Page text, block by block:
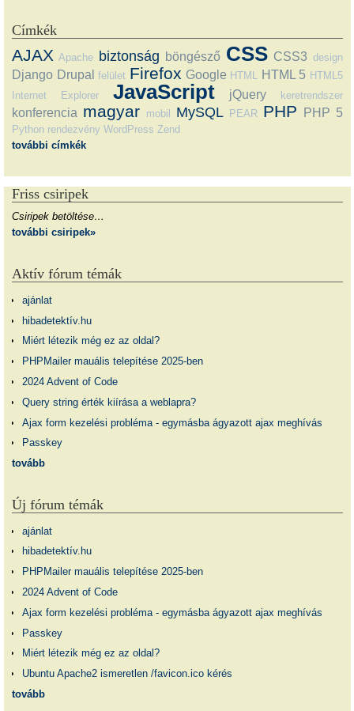
Címkék
AJAX Apache biztonság böngésző CSS CSS3 design
Django Drupal felület Firefox Google HTML HTML 5 HTML5
Internet Explorer
JavaScript jQuery keretrendszer
konferencia magyar mobil MySQL PEAR PHP PHP 5
Python rendezvény WordPress Zend
további címkék
Friss csiripek
Csiripek betöltése…
további csiripek»
Aktív fórum témák
ajánlat
hibadetektív.hu
Miért létezik még ez az oldal?
PHPMailer mauális telepítése 2025-ben
2024 Advent of Code
Query string érték kiírása a weblapra?
Ajax form kezelési probléma - egymásba ágyazott ajax meghívás
Passkey
tovább
Új fórum témák
ajánlat
hibadetektív.hu
PHPMailer mauális telepítése 2025-ben
2024 Advent of Code
Ajax form kezelési probléma - egymásba ágyazott ajax meghívás
Passkey
Miért létezik még ez az oldal?
Ubuntu Apache2 ismeretlen /favicon.ico kérés
tovább